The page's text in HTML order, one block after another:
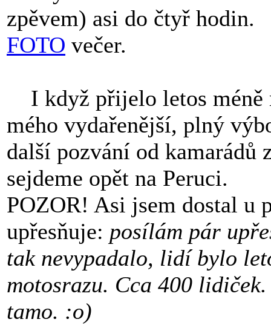
zpěvem) asi do čtyř hodin.
FOTO večer.
I když přijelo letos méně
mého vydařenější, plný
další pozvání od kamarádů
sejdeme opět na Peruci.
POZOR! Asi jsem dostal u
upřesňuje: posílám pár
tak nevypadalo, lidí bylo
motosrazu. Cca 400
tamo. :o)